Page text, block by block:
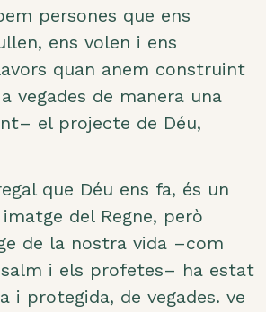
persones que ens
ens volen i ens
quan anem construint
vegades de manera una
el projecte de Déu,
que Déu ens fa, és un
del Regne, però
de la nostra vida –com
i els profetes– ha estat
i protegida, de vegades. ve